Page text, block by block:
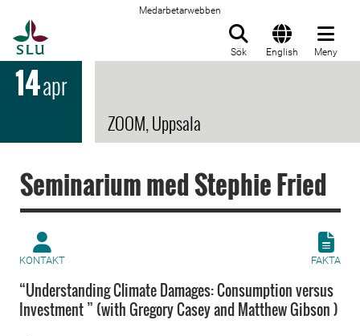
Medarbetarwebben
Sök English Meny
14apr
ZOOM, Uppsala
Seminarium med Stephie Fried
KONTAKT FAKTA
“Understanding Climate Damages: Consumption versus
Investment ” (with Gregory Casey and Matthew Gibson )